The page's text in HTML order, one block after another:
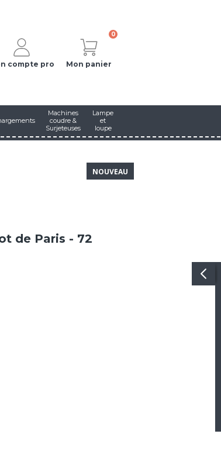
compte pro
0
Mon panier
Machines
coudre &
Surjeteuses
Lampe
et
loupe
NOUVEAU
de Paris - 72